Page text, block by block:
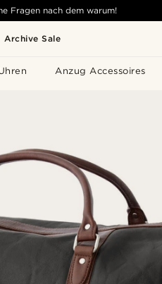
Archive Sale
Anzug Accessoires
Fragen nach dem warum!